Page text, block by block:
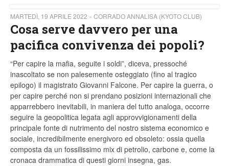
MARTEDÌ, 19 APRILE 2022 CORRADO ANNALISA (KYOTO CLUB)
Cosa serve davvero per una
pacifica convivenza dei popoli?
“Per capire la mafia, seguite i soldi”, diceva, pressoché
inascoltato se non palesemente osteggiato (fino al tragico
epilogo) il magistrato Giovanni Falcone. Per capire la guerra, o
per capire perché non si prendano posizioni internazionali che
apparrebbero inevitabili, in maniera del tutto analoga, occorre
seguire la geopolitica legata agli approvvigionamenti della
principale fonte di nutrimento del nostro sistema economico e
sociale, incredibilmente energivoro ed obsoleto: ossia quella
composta da un fossilissimo mix di petrolio, carbone e, come la
cronaca drammatica di questi giorni insegna, gas.